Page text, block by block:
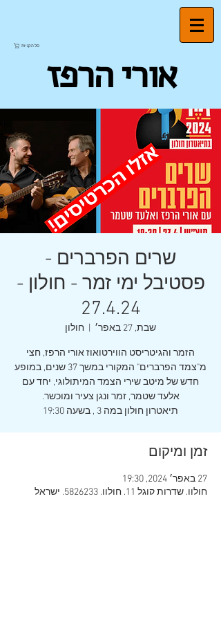
סל הקניות
אורי הרפז
שרים הפרברים -
פסטיבל ימי זמר - חולון -
27.4.24
שבת, 27 באפר׳ חולון
הזמר והגיטריסט הווירטואוז אורי הרפז, חצי
מ"צמד הפרברים" המקורי במשך 37 שנים, במופע
חדש של מיטב שירי הצמד המיתולוגי, יחד עם
תיאטרון חולון במה 3 , בשעה 19:30
זמן ומיקום
27 באפר׳ 2024, 19:30
חולון, שדרות קוגל 11, חולון, 5826233, ישראל